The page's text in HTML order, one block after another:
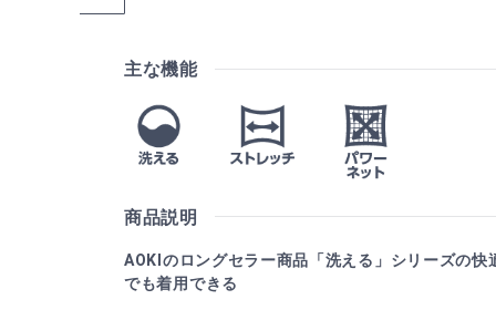
主な機能
商品説明
AOKIのロングセラー商品「洗える」シリーズの快
でも着用できる